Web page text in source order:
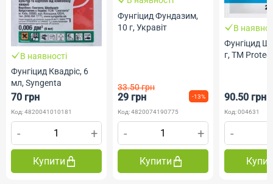
В наявності
Фунгіцид Квадріс, 6
мл, Syngenta
70 грн
Код: 4820041010181
- +
Купити
Фунгіцид Фундазим,
10 г, Укравіт
33.50 грн
29 грн -13%
Код: 4820074190775
- +
Купити
В
Фунгіцид
г, ТМ
90.50 грн
Код: 004631
-